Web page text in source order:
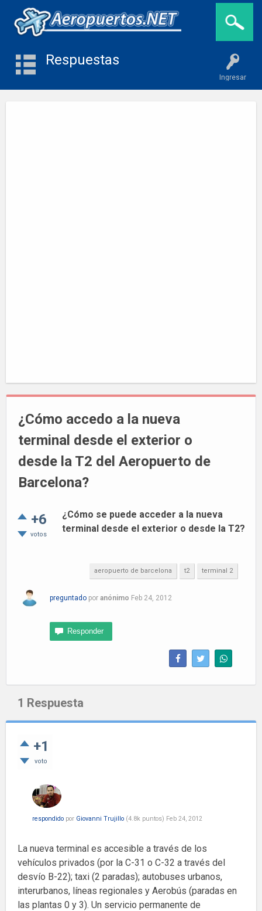
Ingresar
Respuestas
¿Cómo accedo a la nueva
terminal desde el exterior o
desde la T2 del Aeropuerto de
Barcelona?
+6
votos
¿Cómo se puede acceder a la nueva
terminal desde el exterior o desde la T2?
aeropuerto de barcelona t2 terminal 2
preguntado por anónimo Feb 24, 2012
1 Respuesta
+1
voto
respondido por Giovanni Trujillo (4.8k puntos) Feb 24, 2012
La nueva terminal es accesible a través de los
vehículos privados (por la C-31 o C-32 a través del
desvío B-22); taxi (2 paradas); autobuses urbanos,
interurbanos, líneas regionales y Aerobús (paradas en
las plantas 0 y 3). Un servicio permanente de